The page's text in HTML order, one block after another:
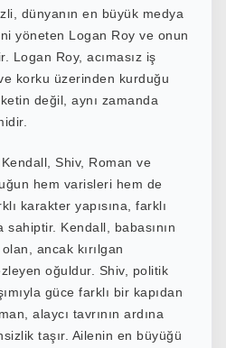
dünyanın en büyük medya
yöneten Logan Roy ve onun
Logan Roy, acımasız iş
korku üzerinden kurduğu
değil, aynı zamanda
Shiv, Roman ve
hem varisleri hem de
karakter yapısına, farklı
sahiptir. Kendall, babasının
ancak kırılgan
oğuldur. Shiv, politik
güce farklı bir kapıdan
alaycı tavrının ardına
taşır. Ailenin en büyüğü